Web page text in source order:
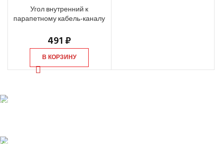
Угол внутренний к
парапетному кабель-каналу
491₽
В КОРЗИНУ